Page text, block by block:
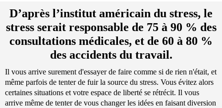
D’après l’institut américain du stress, le
stress serait responsable de 75 à 90 % des
consultations médicales, et de 60 à 80 %
des accidents du travail.
Il vous arrive surement d'essayer de faire comme si de rien n'était, et
même parfois de tenter de fuir la source du stress. Vous évitez alors
certaines situations et votre espace de liberté se rétrécit. Il vous
arrive même de tenter de vous changer les idées en faisant diversion